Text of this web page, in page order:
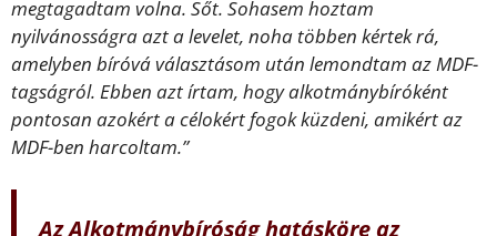
megtagadtam volna. Sőt. Sohasem hoztam
nyilvánosságra azt a levelet, noha többen kértek rá,
amelyben bíróvá választásom után lemondtam az MDF-
tagságról. Ebben azt írtam, hogy alkotmánybíróként
pontosan azokért a célokért fogok küzdeni, amikért az
MDF-ben harcoltam.”
Az Alkotmánybíróság hatásköre az